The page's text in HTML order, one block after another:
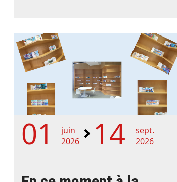
01
juin
2026
14
sept.
2026